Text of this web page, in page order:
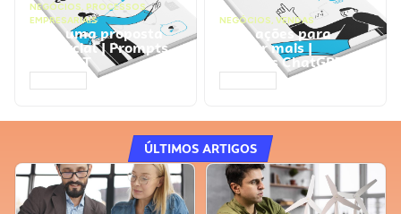
NEGÓCIOS, PROCESSOS
EMPRESARIAIS
Faça uma proposta
comercial | Prompts
ChatGPT
NEGÓCIOS, VENDAS
Faça ações para
vender mais |
Prompts ChatGPT
ÚLTIMOS ARTIGOS